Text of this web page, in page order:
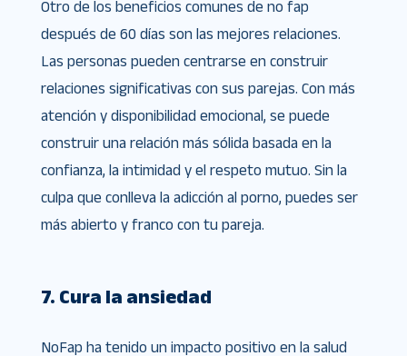
Otro de los beneficios comunes de no fap
después de 60 días son las mejores relaciones.
Las personas pueden centrarse en construir
relaciones significativas con sus parejas. Con más
atención y disponibilidad emocional, se puede
construir una relación más sólida basada en la
confianza, la intimidad y el respeto mutuo. Sin la
culpa que conlleva la adicción al porno, puedes ser
más abierto y franco con tu pareja.
7. Cura la ansiedad
NoFap ha tenido un impacto positivo en la salud